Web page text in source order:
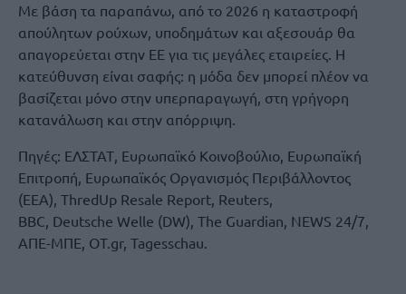
Με βάση τα παραπάνω, από το 2026 η καταστροφή
απούλητων ρούχων, υποδημάτων και αξεσουάρ θα
απαγορεύεται στην ΕΕ για τις μεγάλες εταιρείες. Η
κατεύθυνση είναι σαφής: η μόδα δεν μπορεί πλέον να
βασίζεται μόνο στην υπερπαραγωγή, στη γρήγορη
κατανάλωση και στην απόρριψη.
Πηγές: ΕΛΣΤΑΤ, Ευρωπαϊκό Κοινοβούλιο, Ευρωπαϊκή
Επιτροπή, Ευρωπαϊκός Οργανισμός Περιβάλλοντος
(EEA), ThredUp Resale Report, Reuters,
BBC, Deutsche Welle (DW), The Guardian, NEWS 24/7,
ΑΠΕ-ΜΠΕ, OT.gr, Tagesschau.